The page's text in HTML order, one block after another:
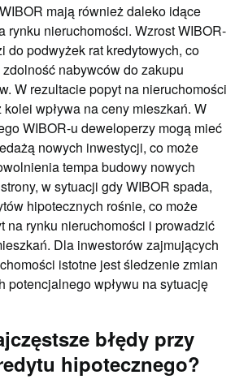
mają również daleko idące
rynku nieruchomości. Wzrost WIBOR-
do podwyżek rat kredytowych, co
nabywców do zakupu
W rezultacie popyt na nieruchomości
wpływa na ceny mieszkań. W
WIBOR-u deweloperzy mogą mieć
nowych inwestycji, co może
tempa budowy nowych
w sytuacji gdy WIBOR spada,
hipotecznych rośnie, co może
na rynku nieruchomości i prowadzić
Dla inwestorów zajmujących
istotne jest śledzenie zmian
potencjalnego wpływu na sytuację
błędy przy
hipotecznego?